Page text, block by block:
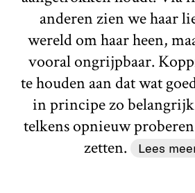
anderen zien we haar
wereld om haar heen,
vooral ongrijpbaar.
te houden aan dat wat
in principe zo
telkens opnieuw
zetten.
Lees